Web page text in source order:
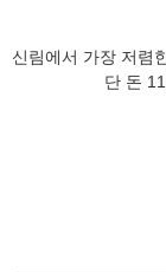
신림에서 가장 저렴
단 돈